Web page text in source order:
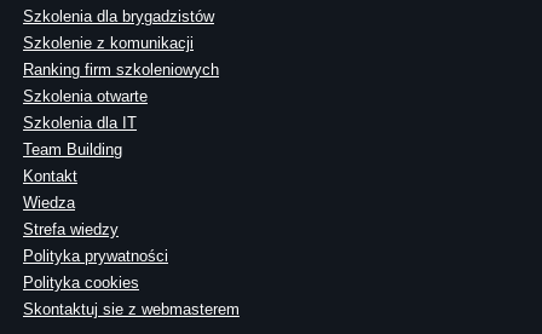
Szkolenia dla brygadzistów
Szkolenie z komunikacji
Ranking firm szkoleniowych
Szkolenia otwarte
Szkolenia dla IT
Team Building
Kontakt
Wiedza
Strefa wiedzy
Polityka prywatności
Polityka cookies
Skontaktuj sie z webmasterem